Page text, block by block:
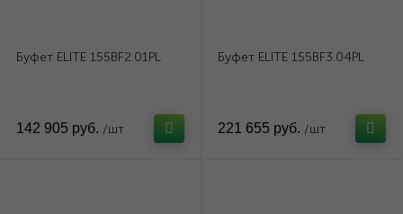
Буфет ELITE 155BF2.01PL
142 905 руб. /шт
Буфет ELITE 155BF3.04PL
221 655 руб. /шт